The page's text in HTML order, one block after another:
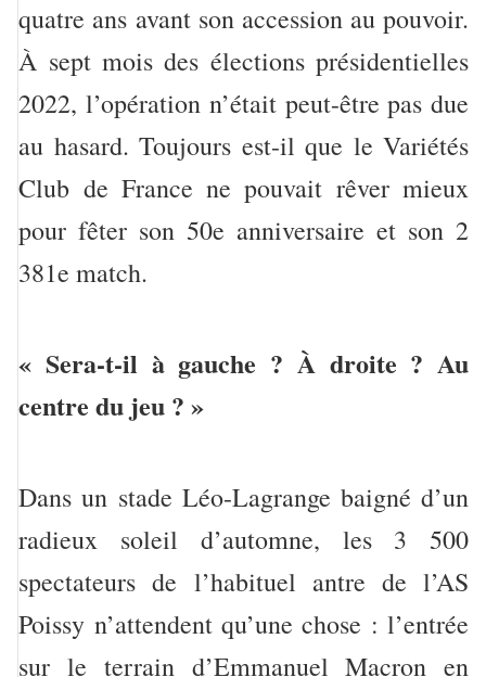
quatre ans avant son accession au pouvoir.
À sept mois des élections présidentielles
2022, l’opération n’était peut-être pas due
au hasard. Toujours est-il que le Variétés
Club de France ne pouvait rêver mieux
pour fêter son 50e anniversaire et son 2
381e match.
« Sera-t-il à gauche ? À droite ? Au
centre du jeu ? »
Dans un stade Léo-Lagrange baigné d’un
radieux soleil d’automne, les 3 500
spectateurs de l’habituel antre de l’AS
Poissy n’attendent qu’une chose : l’entrée
sur le terrain d’Emmanuel Macron en